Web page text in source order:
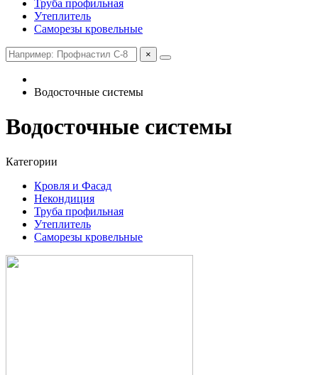
Труба профильная
Утеплитель
Саморезы кровельные
×
Водосточные системы
Водосточные системы
Категории
Кровля и Фасад
Некондиция
Труба профильная
Утеплитель
Саморезы кровельные